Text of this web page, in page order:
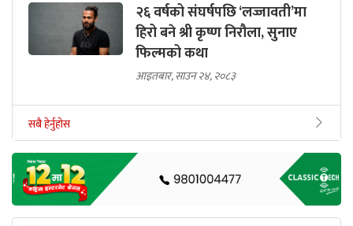
२६ वर्षको संघर्षपछि ‘लज्जावती’मा
हिरो बने श्री कृष्ण निरौला, सुनाए
फिल्मको कथा
आइतबार, साउन २४, २०८३
सबै हेर्नुहोस